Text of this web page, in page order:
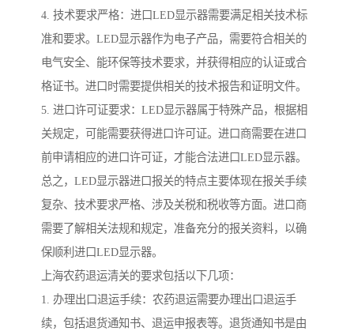
4. 技术要求严格：进口LED显示器需要满足相关技术标
准和要求。LED显示器作为电子产品，需要符合相关的
电气安全、能环保等技术要求，并获得相应的认证或合
格证书。进口时需要提供相关的技术报告和证明文件。
5. 进口许可证要求：LED显示器属于特殊产品，根据相
关规定，可能需要获得进口许可证。进口商需要在进口
前申请相应的进口许可证，才能合法进口LED显示器。
总之，LED显示器进口报关的特点主要体现在报关手续
复杂、技术要求严格、涉及关税和税收等方面。进口商
需要了解相关法规和规定，准备充分的报关资料，以确
保顺利进口LED显示器。
上海农药退运清关的要求包括以下几项：
1. 办理出口退运手续：农药退运需要办理出口退运手
续，包括退货通知书、退运申报表等。退货通知书是由